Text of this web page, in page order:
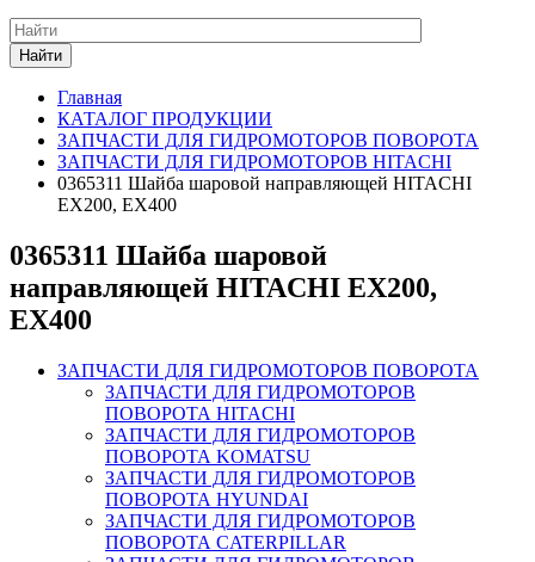
Найти
Главная
КАТАЛОГ ПРОДУКЦИИ
ЗАПЧАСТИ ДЛЯ ГИДРОМОТОРОВ ПОВОРОТА
ЗАПЧАСТИ ДЛЯ ГИДРОМОТОРОВ HITACHI
0365311 Шайба шаровой направляющей HITACHI
EX200, EX400
0365311 Шайба шаровой
направляющей HITACHI EX200,
EX400
ЗАПЧАСТИ ДЛЯ ГИДРОМОТОРОВ ПОВОРОТА
ЗАПЧАСТИ ДЛЯ ГИДРОМОТОРОВ
ПОВОРОТА HITACHI
ЗАПЧАСТИ ДЛЯ ГИДРОМОТОРОВ
ПОВОРОТА KOMATSU
ЗАПЧАСТИ ДЛЯ ГИДРОМОТОРОВ
ПОВОРОТА HYUNDAI
ЗАПЧАСТИ ДЛЯ ГИДРОМОТОРОВ
ПОВОРОТА CATERPILLAR